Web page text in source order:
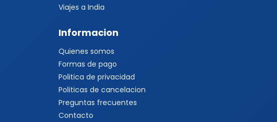
Viajes a India
Informacion
Quienes somos
Formas de pago
Politica de privacidad
Politicas de cancelacion
Preguntas frecuentes
Contacto